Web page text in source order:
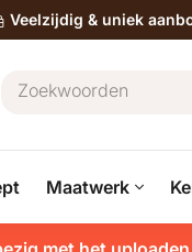
Veelzijdig & uniek
Maatwerk